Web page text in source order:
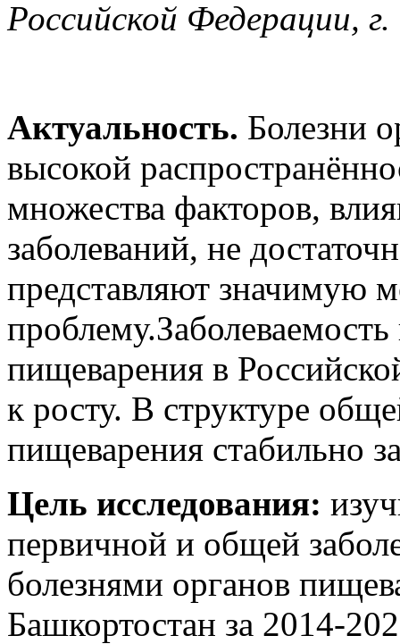
Российской Федерации,
Актуальность. Болезни
высокой
множества факторов,
заболеваний, не
представляют значимую
пищеварения в
к росту. В структуре
пищеварения стабильно
Цель исследования:
первичной и общей
болезнями органов
Башкортостан за 2014-